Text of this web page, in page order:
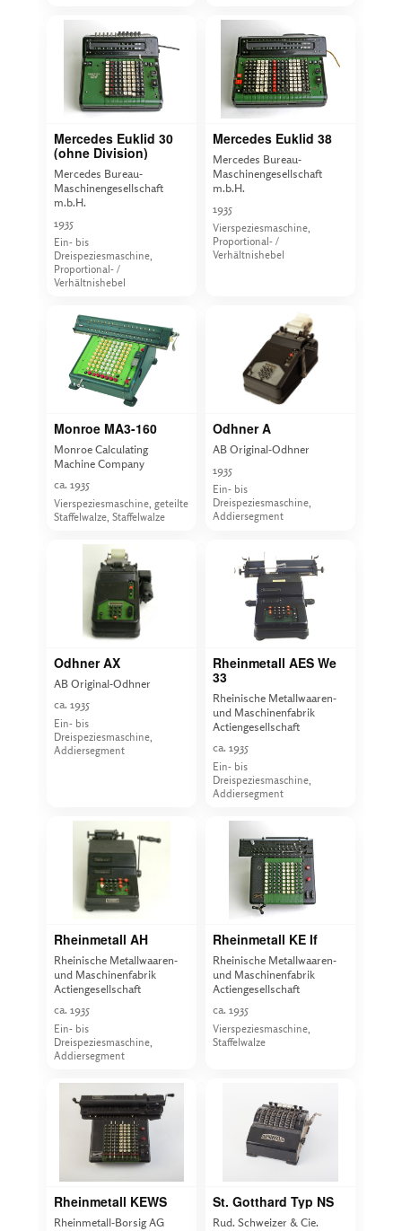
Mercedes Euklid 30
(ohne Division)
Mercedes Bureau-
Maschinengesellschaft
m.b.H.
1935
Ein- bis
Dreispeziesmaschine,
Proportional- /
Verhältnishebel
Mercedes Euklid 38
Mercedes Bureau-
Maschinengesellschaft
m.b.H.
1935
Vierspeziesmaschine,
Proportional- /
Verhältnishebel
Monroe MA3-160
Monroe Calculating
Machine Company
ca. 1935
Vierspeziesmaschine, geteilte
Staffelwalze, Staffelwalze
Odhner A
AB Original-Odhner
1935
Ein- bis
Dreispeziesmaschine,
Addiersegment
Odhner AX
AB Original-Odhner
ca. 1935
Ein- bis
Dreispeziesmaschine,
Addiersegment
Rheinmetall AES We
33
Rheinische Metallwaaren-
und Maschinenfabrik
Actiengesellschaft
ca. 1935
Ein- bis
Dreispeziesmaschine,
Addiersegment
Rheinmetall AH
Rheinische Metallwaaren-
und Maschinenfabrik
Actiengesellschaft
ca. 1935
Ein- bis
Dreispeziesmaschine,
Addiersegment
Rheinmetall KE If
Rheinische Metallwaaren-
und Maschinenfabrik
Actiengesellschaft
ca. 1935
Vierspeziesmaschine,
Staffelwalze
Rheinmetall KEWS
Rheinmetall-Borsig AG
St. Gotthard Typ NS
Rud. Schweizer & Cie.